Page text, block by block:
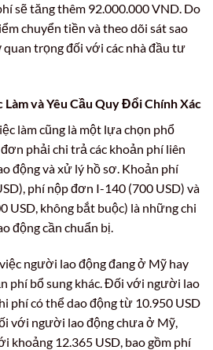
sẽ tăng thêm 92.000.000 VND. Do
chuyển tiền và theo dõi sát sao
quan trọng đối với các nhà đầu tư
Làm và Yêu Cầu Quy Đổi Chính Xác
làm cũng là một lựa chọn phổ
phải chi trả các khoản phí liên
động và xử lý hồ sơ. Khoản phí
phí nộp đơn I-140 (700 USD) và
USD, không bắt buộc) là những chi
động cần chuẩn bị.
người lao động đang ở Mỹ hay
phí bổ sung khác. Đối với người lao
phí có thể dao động từ 10.950 USD
với người lao động chưa ở Mỹ,
khoảng 12.365 USD, bao gồm phí